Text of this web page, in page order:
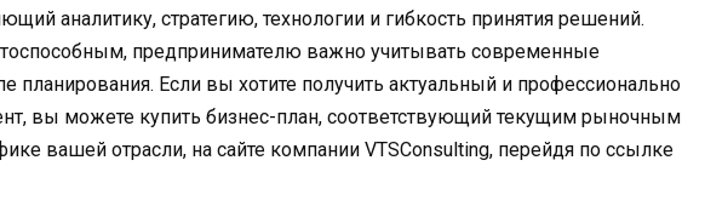
аналитику, стратегию, технологии и гибкость принятия решений.
предпринимателю важно учитывать современные
планирования. Если вы хотите получить актуальный и профессионально
вы можете купить бизнес-план, соответствующий текущим рыночным
вашей отрасли, на сайте компании VTSConsulting, перейдя по ссылке